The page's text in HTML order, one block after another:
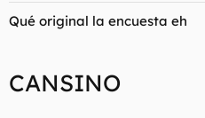
Qué original la encuesta eh
CANSINO